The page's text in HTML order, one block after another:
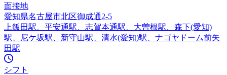
面接地
愛知県名古屋市北区御成通2-5
上飯田駅、平安通駅、志賀本通駅、大曽根駅、森下(愛知)
駅、尼ケ坂駅、新守山駅、清水(愛知)駅、ナゴヤドーム前矢
田駅
シフト